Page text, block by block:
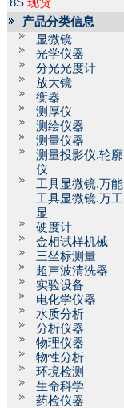
产品分类信息
显微镜
光学仪器
分光光度计
放大镜
衡器
测厚仪
测绘仪器
测量仪器
测量投影仪.轮廓
仪
工具显微镜.万能
工具显微镜.万工
显
硬度计
金相试样机械
三坐标测量
超声波清洗器
实验设备
电化学仪器
水质分析
分析仪器
物理仪器
物性分析
环境检测
生命科学
药检仪器